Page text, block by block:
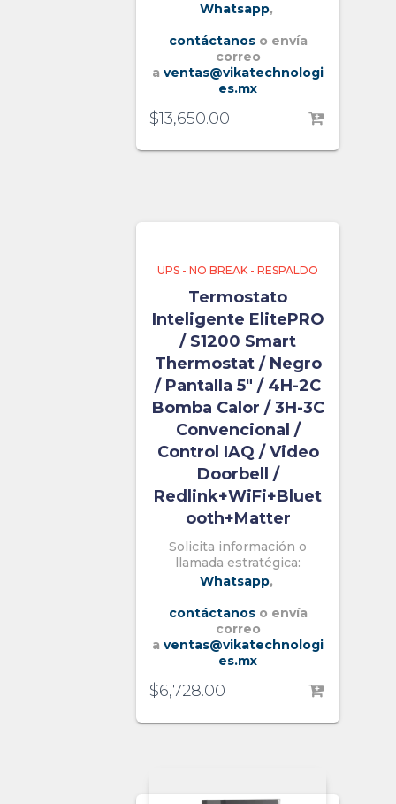
Whatsapp,
contáctanos o envía
correo
a ventas@vikatechnologi
es.mx
$13,650.00
UPS - NO BREAK - RESPALDO
Termostato
Inteligente ElitePRO
/ S1200 Smart
Thermostat / Negro
/ Pantalla 5″ / 4H-2C
Bomba Calor / 3H-3C
Convencional /
Control IAQ / Video
Doorbell /
Redlink+WiFi+Bluet
ooth+Matter
Solicita información o
llamada estratégica:
Whatsapp,
contáctanos o envía
correo
a ventas@vikatechnologi
es.mx
$6,728.00